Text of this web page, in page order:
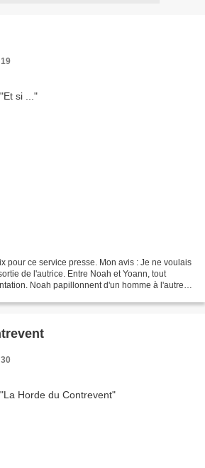
pour ce service presse. Mon avis : Je ne voulais
de l'autrice. Entre Noah et Yoann, tout
Noah papillonnent d'un homme à l'autre,